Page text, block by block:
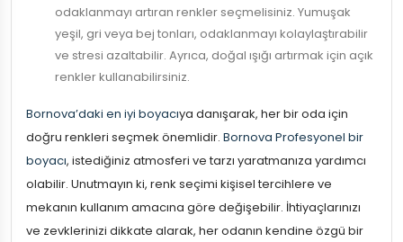
odaklanmayı artıran renkler seçmelisiniz. Yumuşak
yeşil, gri veya bej tonları, odaklanmayı kolaylaştırabilir
ve stresi azaltabilir. Ayrıca, doğal ışığı artırmak için açık
renkler kullanabilirsiniz.
Bornova’daki en iyi boyacıya danışarak, her bir oda için
doğru renkleri seçmek önemlidir. Bornova Profesyonel bir
boyacı, istediğiniz atmosferi ve tarzı yaratmanıza yardımcı
olabilir. Unutmayın ki, renk seçimi kişisel tercihlere ve
mekanın kullanım amacına göre değişebilir. İhtiyaçlarınızı
ve zevklerinizi dikkate alarak, her odanın kendine özgü bir